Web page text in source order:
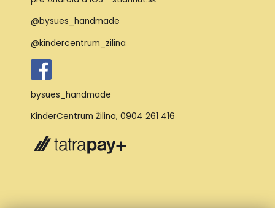
@bysues_handmade
@kindercentrum_zilina
bysues_handmade
KinderCentrum Žilina, 0904 261 416